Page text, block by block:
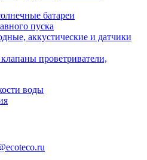
батареи
пуска
аккустические и датчики
проветриватели,
воды